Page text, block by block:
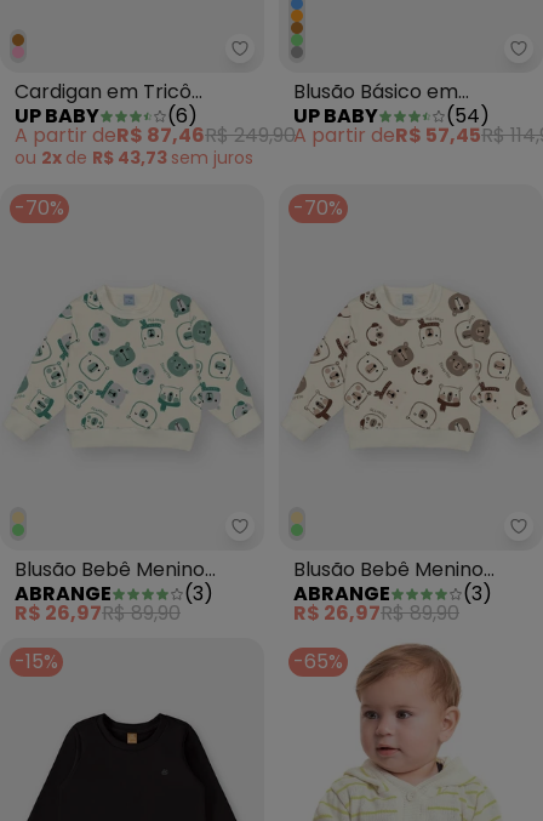
Up Baby - Cardigan em Tricô
Cardigan em Tricô
Unissex para Bebê
Marrom
UP BABY (6)
A partir deR$ 87,46R$ 249,90
ou 2x de R$ 43,73 sem juros
Blusão Básico em
Moletom Menino Verde
UP BABY (54)
A partir deR$ 57,45R$
-70%
Abrange - Blusão Bebê Menino
Blusão Bebê Menino
Ursinhos Verde
ABRANGE (3)
R$ 26,97R$ 89,90
-70%
Blusão Bebê Menino
Ursinhos Bege
ABRANGE (3)
R$ 26,97R$ 89,90
-15%
-65%